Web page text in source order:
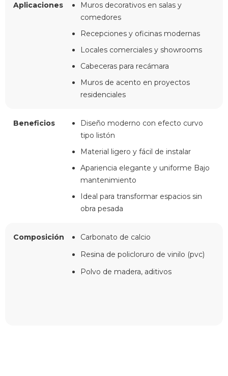
Aplicaciones
Muros decorativos en salas y
comedores
Recepciones y oficinas modernas
Locales comerciales y showrooms
Cabeceras para recámara
Muros de acento en proyectos
residenciales
Beneficios
Diseño moderno con efecto curvo
tipo listón
Material ligero y fácil de instalar
Apariencia elegante y uniforme Bajo
mantenimiento
Ideal para transformar espacios sin
obra pesada
Composición
Carbonato de calcio
Resina de policloruro de vinilo (pvc)
Polvo de madera, aditivos